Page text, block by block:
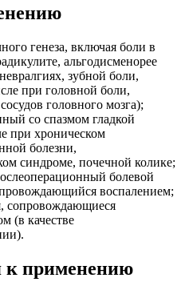
генеза, включая боли в
альгодисменорее
зубной боли,
при головной боли,
головного мозга);
со спазмом гладкой
при хроническом
болезни,
синдроме, почечной колике;
болевой
воспалением;
сопровождающиеся
(в качестве
к применению